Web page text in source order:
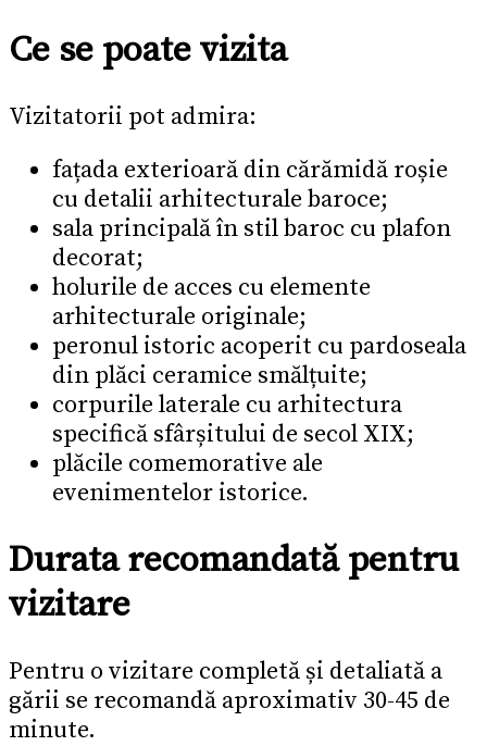
Ce se poate vizita
Vizitatorii pot admira:
fațada exterioară din cărămidă roșie
cu detalii arhitecturale baroce;
sala principală în stil baroc cu plafon
decorat;
holurile de acces cu elemente
arhitecturale originale;
peronul istoric acoperit cu pardoseala
din plăci ceramice smălțuite;
corpurile laterale cu arhitectura
specifică sfârșitului de secol XIX;
plăcile comemorative ale
evenimentelor istorice.
Durata recomandată pentru
vizitare
Pentru o vizitare completă și detaliată a
gării se recomandă aproximativ 30-45 de
minute.